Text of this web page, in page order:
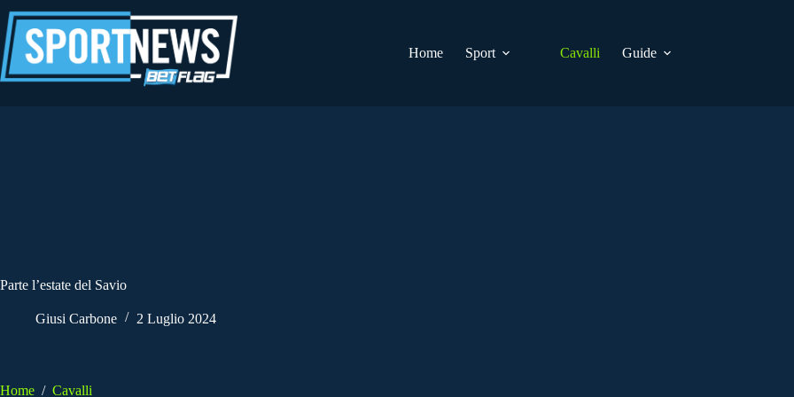
al
contenuto
Home
Sport Cavalli Guide
Parte l’estate del Savio
Giusi Carbone 2 Luglio 2024
Home / Cavalli